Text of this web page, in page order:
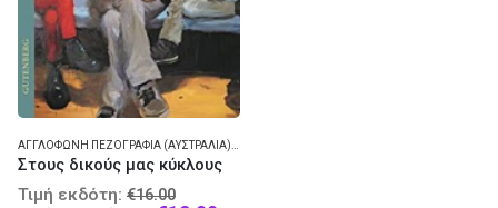
ΑΓΓΛΌΦΩΝΗ ΠΕΖΟΓΡΑΦΊΑ (ΑΥΣΤΡΑΛΊΑ) - ΜΥΘΙΣΤΌΡΗΜΑ
Στους δικούς μας κύκλους
Τιμή εκδότη: €16.00